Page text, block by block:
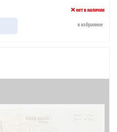
нет в наличии
в избранное